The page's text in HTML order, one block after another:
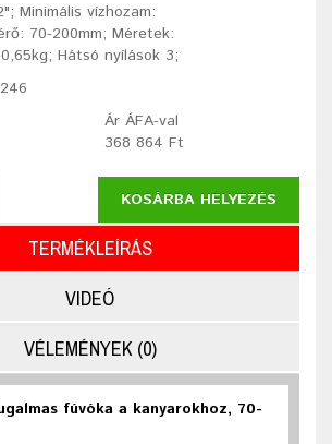
Minimális vízhozam:
70-200mm; Méretek:
Hátsó nyílások 3;
Ár ÁFA-val
368 864 Ft
KOSÁRBA HELYEZÉS
TERMÉKLEÍRÁS
VIDEÓ
VÉLEMÉNYEK (0)
fúvóka a kanyarokhoz, 70-